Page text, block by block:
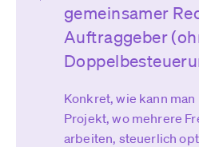
gemeinsamer
Auftraggeber
Konkret, wie kann
Projekt, wo mehrere
arbeiten, steuerlich